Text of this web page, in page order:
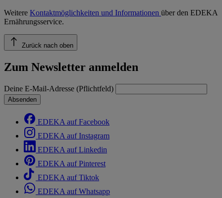
Weitere Kontaktmöglichkeiten und Informationen über den EDEKA
Ernährungsservice.
Zurück nach oben
Zum Newsletter anmelden
Deine E-Mail-Adresse (Pflichtfeld)
Absenden
EDEKA auf Facebook
EDEKA auf Instagram
EDEKA auf Linkedin
EDEKA auf Pinterest
EDEKA auf Tiktok
EDEKA auf Whatsapp